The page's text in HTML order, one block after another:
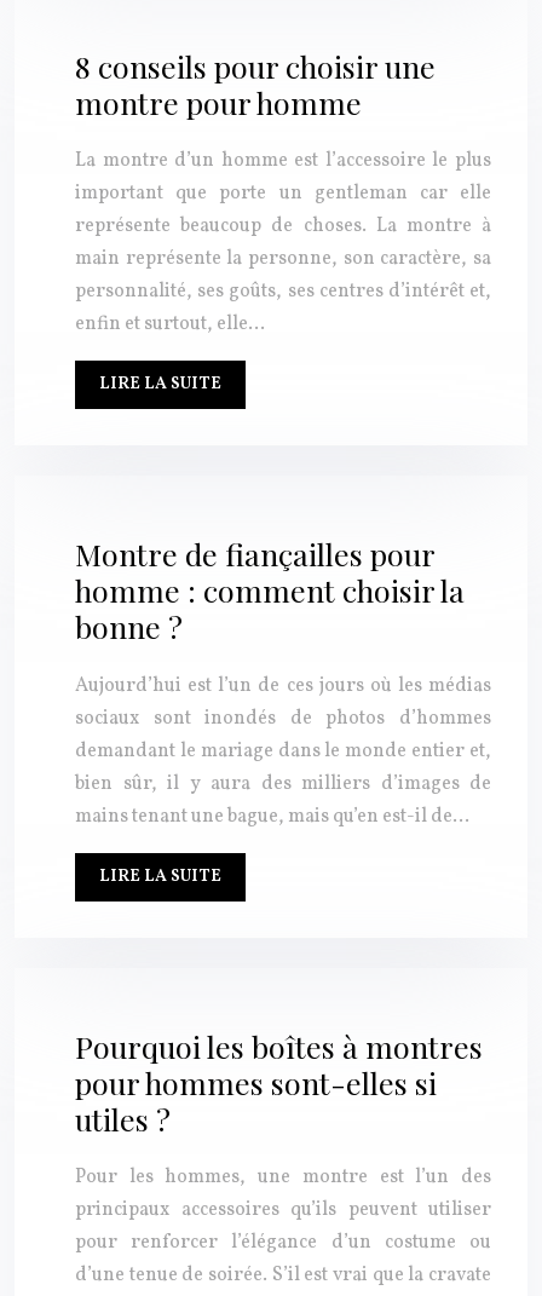
8 conseils pour choisir une
montre pour homme
La montre d’un homme est l’accessoire le plus
important que porte un gentleman car elle
représente beaucoup de choses. La montre à
main représente la personne, son caractère, sa
personnalité, ses goûts, ses centres d’intérêt et,
enfin et surtout, elle…
LIRE LA SUITE
Montre de fiançailles pour
homme : comment choisir la
bonne ?
Aujourd’hui est l’un de ces jours où les médias
sociaux sont inondés de photos d’hommes
demandant le mariage dans le monde entier et,
bien sûr, il y aura des milliers d’images de
mains tenant une bague, mais qu’en est-il de…
LIRE LA SUITE
Pourquoi les boîtes à montres
pour hommes sont-elles si
utiles ?
Pour les hommes, une montre est l’un des
principaux accessoires qu’ils peuvent utiliser
pour renforcer l’élégance d’un costume ou
d’une tenue de soirée. S’il est vrai que la cravate